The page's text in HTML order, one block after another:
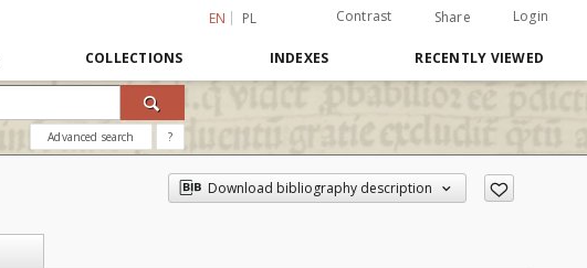
EN PL Contrast Share Login
COLLECTIONS INDEXES RECENTLY VIEWED
Advanced search ?
Download bibliography description